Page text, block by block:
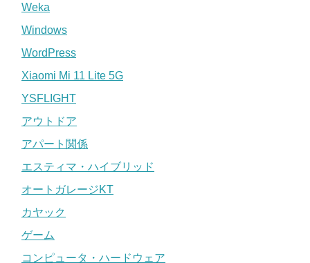
Weka
Windows
WordPress
Xiaomi Mi 11 Lite 5G
YSFLIGHT
アウトドア
アパート関係
エスティマ・ハイブリッド
オートガレージKT
カヤック
ゲーム
コンピュータ・ハードウェア